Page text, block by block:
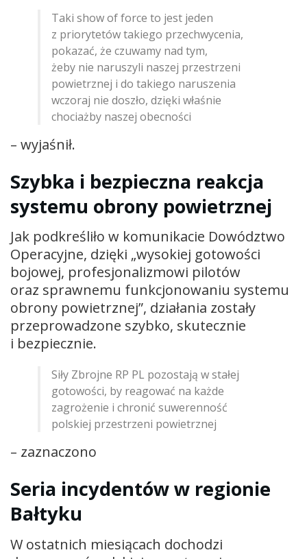
Taki show of force to jest jeden
z priorytetów takiego przechwycenia,
pokazać, że czuwamy nad tym,
żeby nie naruszyli naszej przestrzeni
powietrznej i do takiego naruszenia
wczoraj nie doszło, dzięki właśnie
chociażby naszej obecności
– wyjaśnił.
Szybka i bezpieczna reakcja
systemu obrony powietrznej
Jak podkreśliło w komunikacie Dowództwo
Operacyjne, dzięki „wysokiej gotowości
bojowej, profesjonalizmowi pilotów
oraz sprawnemu funkcjonowaniu systemu
obrony powietrznej”, działania zostały
przeprowadzone szybko, skutecznie
i bezpiecznie.
Siły Zbrojne RP PL pozostają w stałej
gotowości, by reagować na każde
zagrożenie i chronić suwerenność
polskiej przestrzeni powietrznej
– zaznaczono
Seria incydentów w regionie
Bałtyku
W ostatnich miesiącach dochodzi